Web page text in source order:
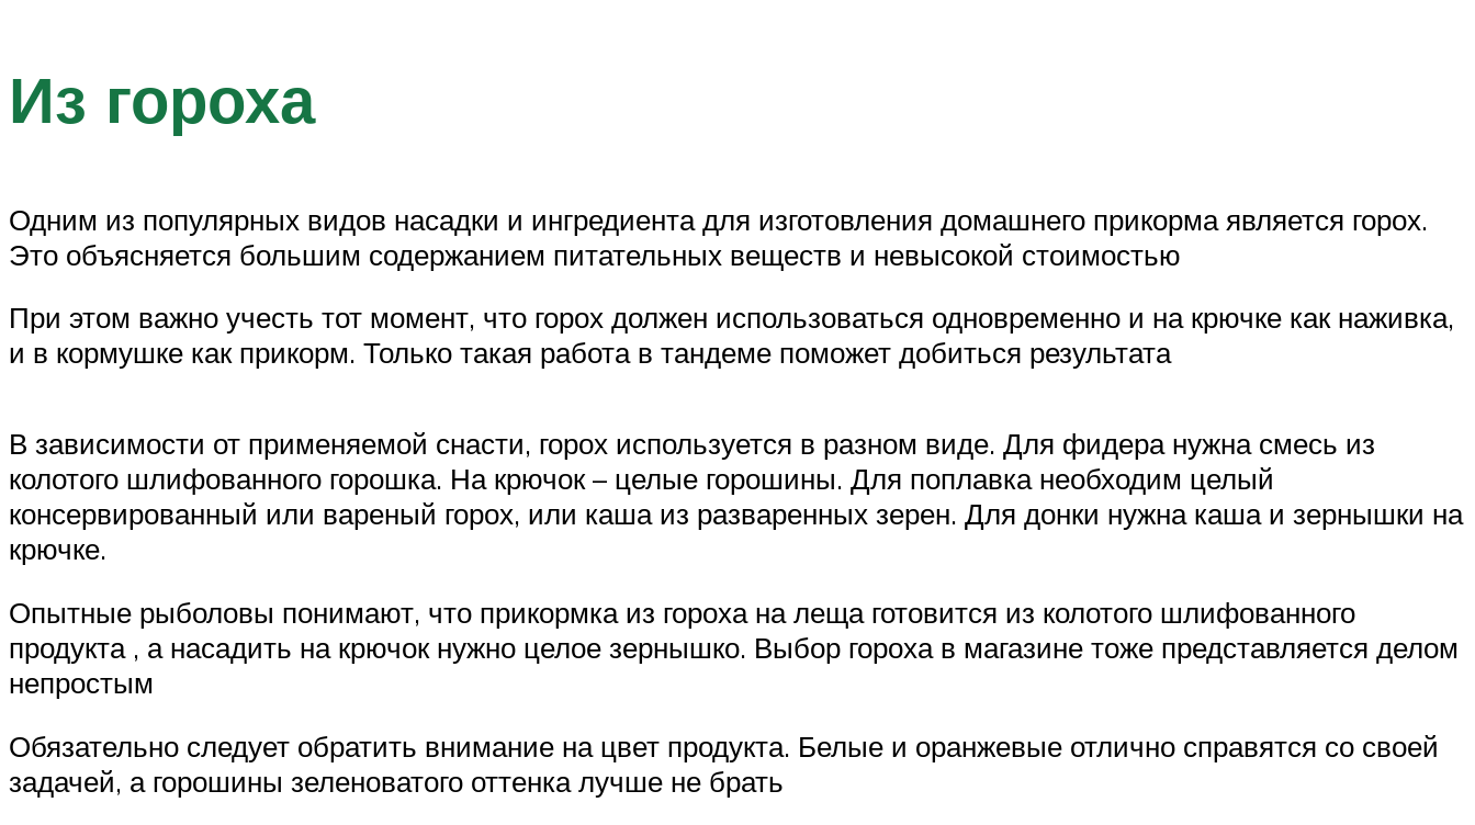
Из гороха
Одним из популярных видов насадки и ингредиента для изготовления домашнего прикорма является горох.
Это объясняется большим содержанием питательных веществ и невысокой стоимостью
При этом важно учесть тот момент, что горох должен использоваться одновременно и на крючке как наживка,
и в кормушке как прикорм. Только такая работа в тандеме поможет добиться результата
В зависимости от применяемой снасти, горох используется в разном виде. Для фидера нужна смесь из
колотого шлифованного горошка. На крючок – целые горошины. Для поплавка необходим целый
консервированный или вареный горох, или каша из разваренных зерен. Для донки нужна каша и зернышки на
крючке.
Опытные рыболовы понимают, что прикормка из гороха на леща готовится из колотого шлифованного
продукта , а насадить на крючок нужно целое зернышко. Выбор гороха в магазине тоже представляется делом
непростым
Обязательно следует обратить внимание на цвет продукта. Белые и оранжевые отлично справятся со своей
задачей, а горошины зеленоватого оттенка лучше не брать